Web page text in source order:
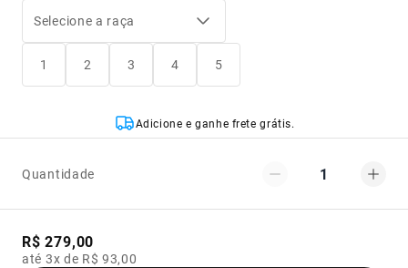
Selecione a raça
1 2 3 4 5
Adicione e ganhe frete grátis.
Quantidade 1
R$ 279,00
até 3x de R$ 93,00